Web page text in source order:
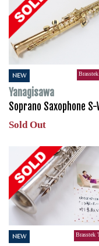
NEW
Yanagisawa
Soprano Saxophone S-
Sold Out
NEW Brasstek